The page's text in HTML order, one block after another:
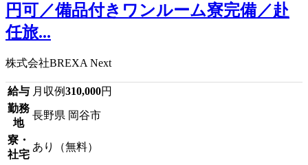
円可／備品付きワンルーム寮完備／赴
任旅...
株式会社BREXA Next
給与 月収例310,000円
勤務
地
長野県 岡谷市
寮・
社宅
あり（無料）